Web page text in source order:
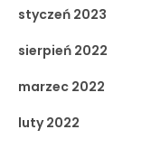
styczeń 2023
sierpień 2022
marzec 2022
luty 2022